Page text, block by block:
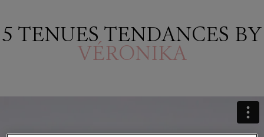
5 TENUES TENDANCES BY
VÉRONIKA